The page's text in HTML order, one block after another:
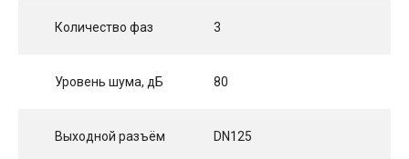
Количество фаз 3
Уровень шума, дБ 80
Выходной разъём DN125